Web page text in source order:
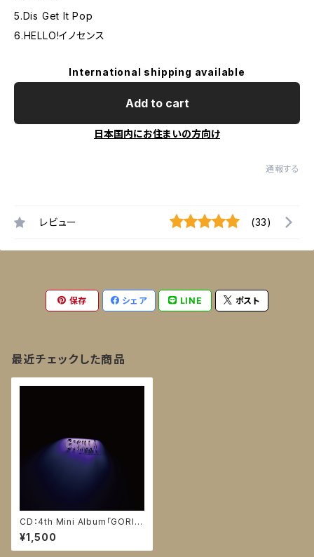
5.Dis Get It Pop
6.HELLO!イノセンス
International shipping available
Add to cart
日本国内にお住まいの方向け
通報する
レビュー (33)
保存 シェア LINE ポスト
最近チェックした商品
CD：4th Mini Album「GORIL
LA」
¥1,500